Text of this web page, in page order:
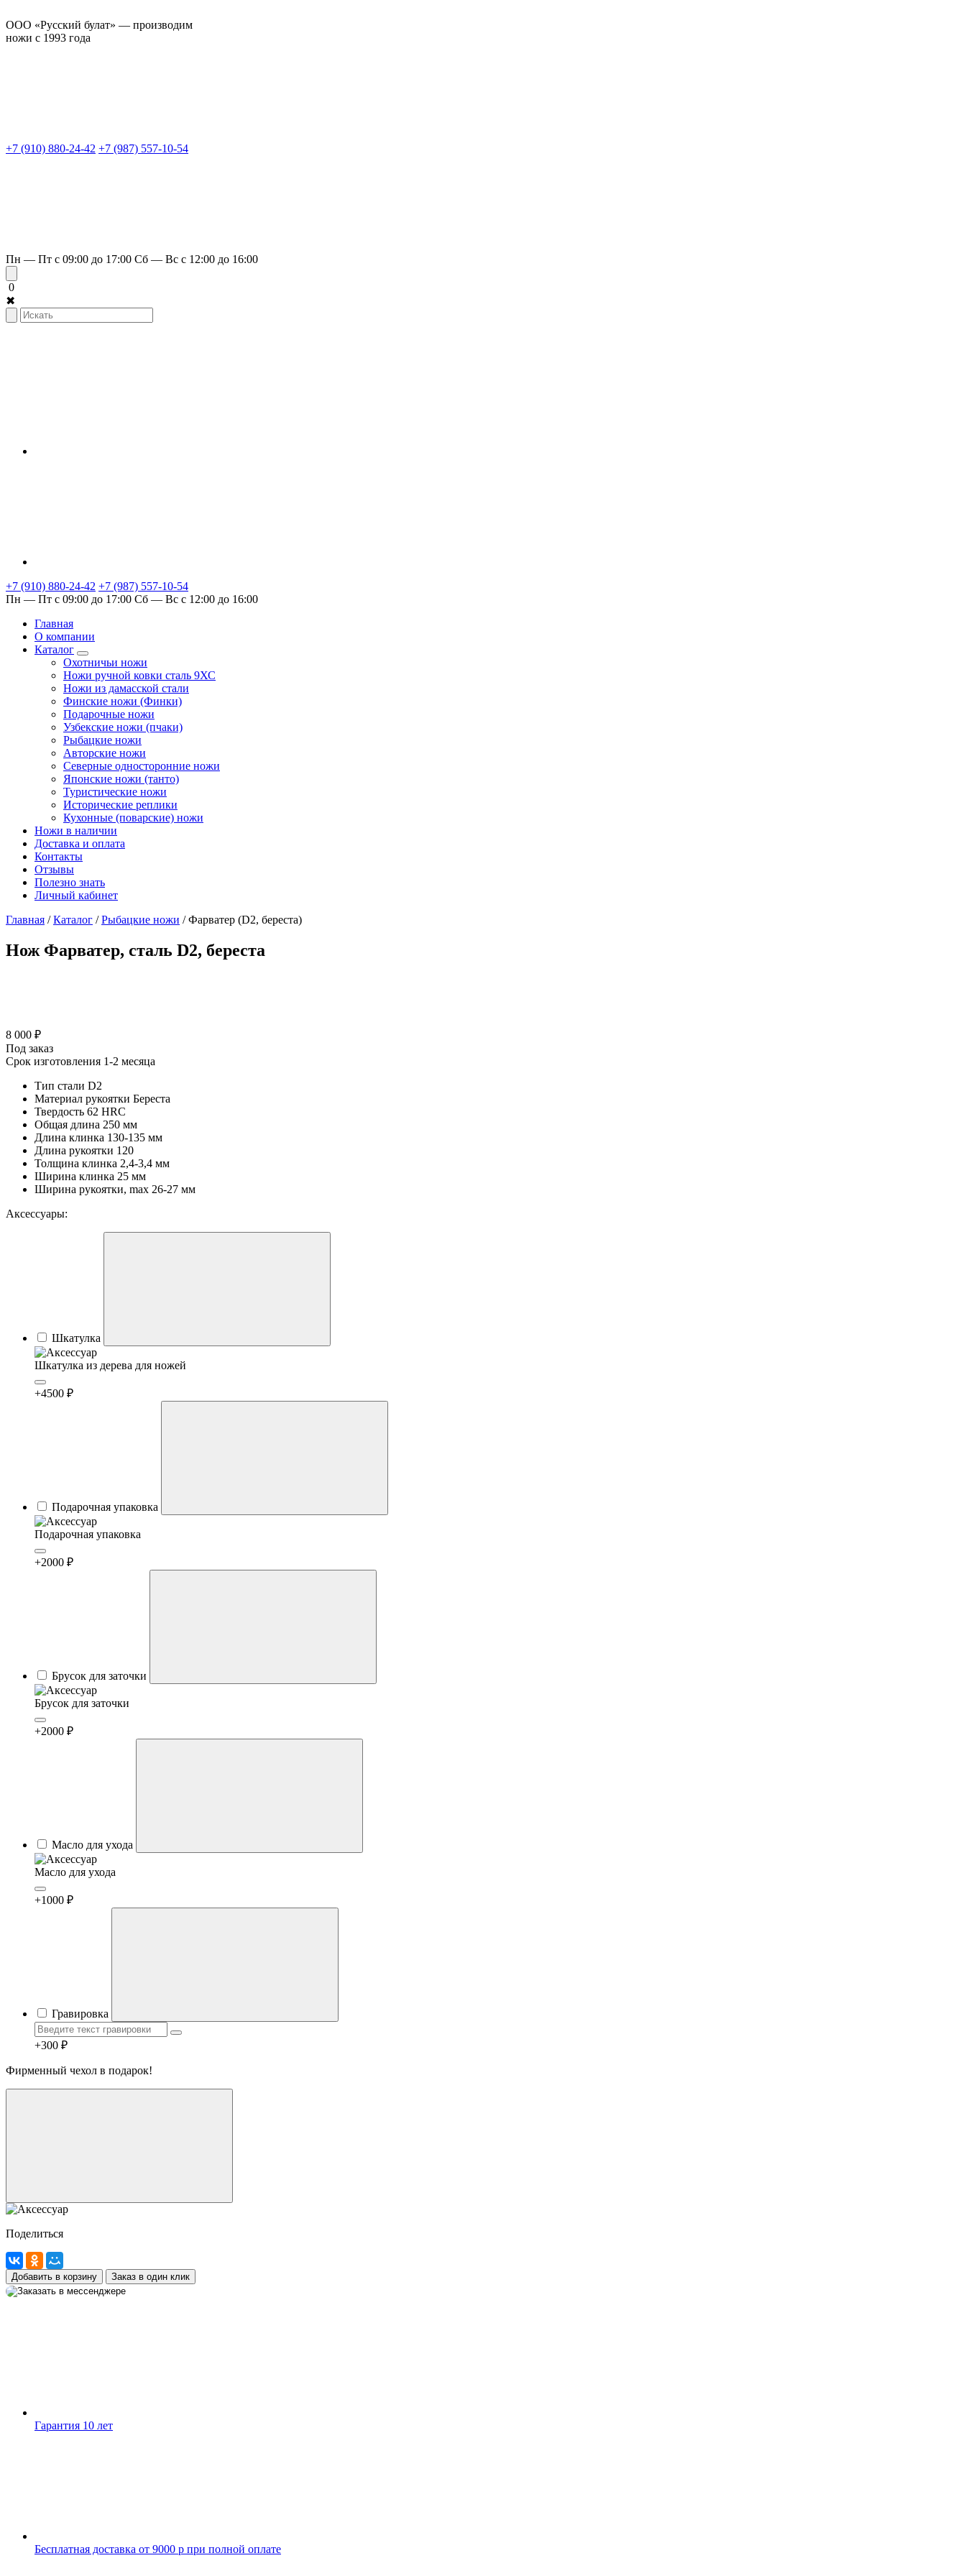
ООО «Русский булат» — производим
ножи с 1993 года
+7 (910) 880-24-42 +7 (987) 557-10-54
Пн — Пт с 09:00 до 17:00 Сб — Вс с 12:00 до 16:00
0
✖
+7 (910) 880-24-42 +7 (987) 557-10-54
Пн — Пт с 09:00 до 17:00 Сб — Вс с 12:00 до 16:00
Главная
О компании
Каталог
Охотничьи ножи
Ножи ручной ковки сталь 9ХС
Ножи из дамасской стали
Финские ножи (Финки)
Подарочные ножи
Узбекские ножи (пчаки)
Рыбацкие ножи
Авторские ножи
Северные односторонние ножи
Японские ножи (танто)
Туристические ножи
Исторические реплики
Кухонные (поварские) ножи
Ножи в наличии
Доставка и оплата
Контакты
Отзывы
Полезно знать
Личный кабинет
Главная /Каталог /Рыбацкие ножи /Фарватер (D2, береста)
Нож Фарватер, сталь D2, береста
8 000 ₽
Под заказ
Срок изготовления 1-2 месяца
Тип стали D2
Материал рукоятки Береста
Твердость 62 HRC
Общая длина 250 мм
Длина клинка 130-135 мм
Длина рукоятки 120
Толщина клинка 2,4-3,4 мм
Ширина клинка 25 мм
Ширина рукоятки, max 26-27 мм
Аксессуары:
Шкатулка
Шкатулка из дерева для ножей
+4500 ₽
Подарочная упаковка
Подарочная упаковка
+2000 ₽
Брусок для заточки
Брусок для заточки
+2000 ₽
Масло для ухода
Масло для ухода
+1000 ₽
Гравировка
+300 ₽
Фирменный чехол в подарок!
Поделиться
Добавить в корзину Заказ в один клик
WhatsApp
+7 (910) 880-24-42
Гарантия 10 лет
Бесплатная доставка от 9000 р при полной оплате